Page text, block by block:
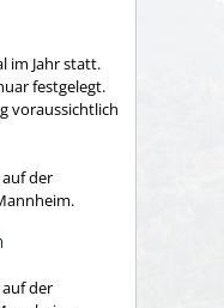
im Jahr statt.
festgelegt.
voraussichtlich
der
der